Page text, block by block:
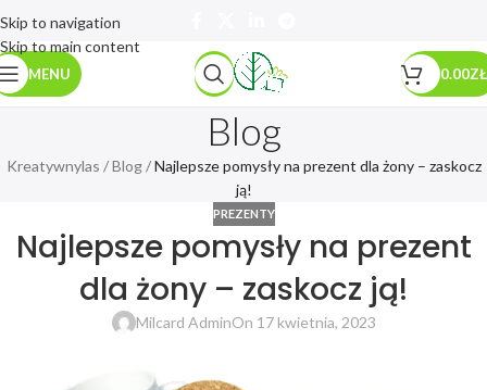
Skip to navigation
Skip to main content
MENU 0.00ZŁ
Blog
Kreatywnylas /Blog/Najlepsze pomysły na prezent dla żony – zaskocz
ją!
PREZENTY
Najlepsze pomysły na prezent
dla żony – zaskocz ją!
Milcard AdminOn 17 kwietnia, 2023